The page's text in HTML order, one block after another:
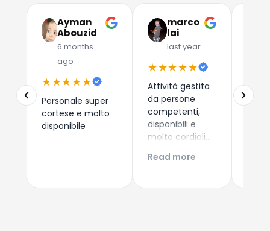
Ayman
Abouzid
6 months
ago
★★★★★
Personale super
cortese e molto
disponibile
marco
lai
last year
★★★★★
Attività gestita
da persone
competenti,
disponibili e
molto cordiali.
competitivi,
qualità e
Read more
Due
che